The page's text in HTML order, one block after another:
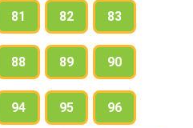
81 82 83
88 89 90
94 95 96